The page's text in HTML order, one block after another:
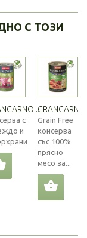
С ТОЗИ
с
и
Grain Free
консерва
със 100%
прясно
месо за...